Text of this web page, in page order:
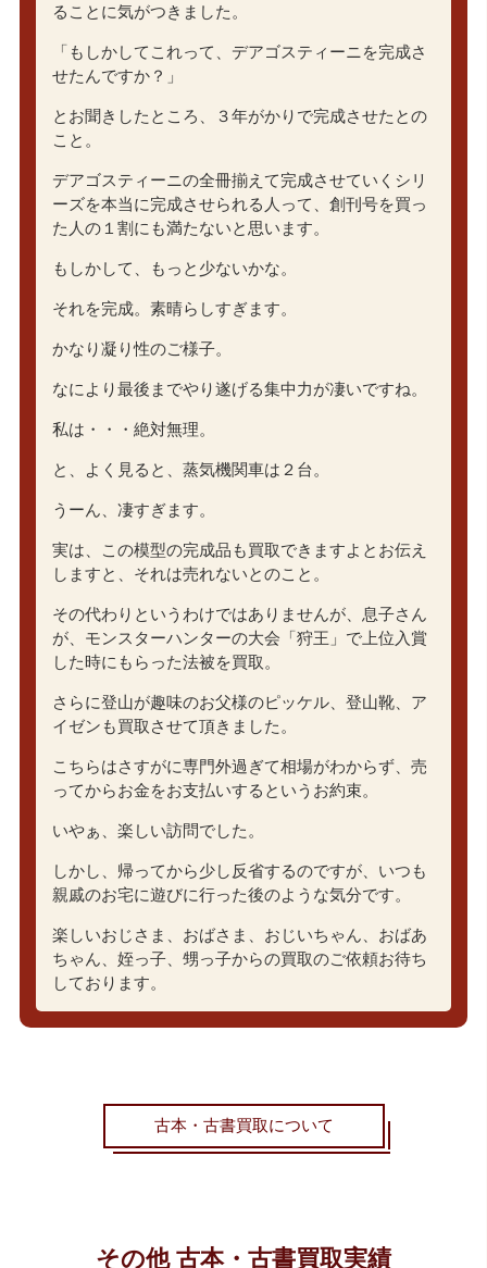
ることに気がつきました。
「もしかしてこれって、デアゴスティーニを完成さ
せたんですか？」
とお聞きしたところ、３年がかりで完成させたとの
こと。
デアゴスティーニの全冊揃えて完成させていくシリ
ーズを本当に完成させられる人って、創刊号を買っ
た人の１割にも満たないと思います。
もしかして、もっと少ないかな。
それを完成。素晴らしすぎます。
かなり凝り性のご様子。
なにより最後までやり遂げる集中力が凄いですね。
私は・・・絶対無理。
と、よく見ると、蒸気機関車は２台。
うーん、凄すぎます。
実は、この模型の完成品も買取できますよとお伝え
しますと、それは売れないとのこと。
その代わりというわけではありませんが、息子さん
が、モンスターハンターの大会「狩王」で上位入賞
した時にもらった法被を買取。
さらに登山が趣味のお父様のピッケル、登山靴、ア
イゼンも買取させて頂きました。
こちらはさすがに専門外過ぎて相場がわからず、売
ってからお金をお支払いするというお約束。
いやぁ、楽しい訪問でした。
しかし、帰ってから少し反省するのですが、いつも
親戚のお宅に遊びに行った後のような気分です。
楽しいおじさま、おばさま、おじいちゃん、おばあ
ちゃん、姪っ子、甥っ子からの買取のご依頼お待ち
しております。
古本・古書買取について
その他 古本・古書買取実績